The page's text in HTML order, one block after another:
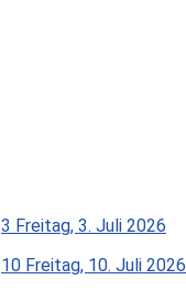
3 Freitag, 3. Juli 2026
10 Freitag, 10. Juli 2026